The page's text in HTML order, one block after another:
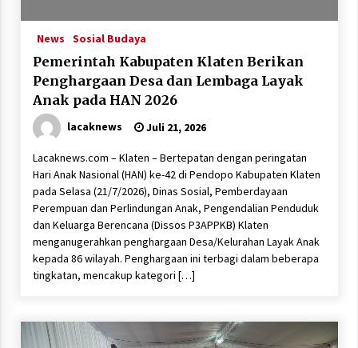
News Sosial Budaya
Pemerintah Kabupaten Klaten Berikan
Penghargaan Desa dan Lembaga Layak
Anak pada HAN 2026
lacaknews Juli 21, 2026
Lacaknews.com – Klaten – Bertepatan dengan peringatan
Hari Anak Nasional (HAN) ke-42 di Pendopo Kabupaten Klaten
pada Selasa (21/7/2026), Dinas Sosial, Pemberdayaan
Perempuan dan Perlindungan Anak, Pengendalian Penduduk
dan Keluarga Berencana (Dissos P3APPKB) Klaten
menganugerahkan penghargaan Desa/Kelurahan Layak Anak
kepada 86 wilayah. Penghargaan ini terbagi dalam beberapa
tingkatan, mencakup kategori […]